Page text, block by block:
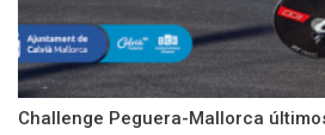
Challenge Peguera-Mallorca